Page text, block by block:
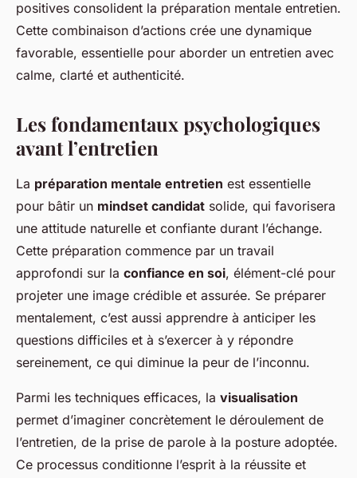
positives consolident la préparation mentale entretien.
Cette combinaison d’actions crée une dynamique
favorable, essentielle pour aborder un entretien avec
calme, clarté et authenticité.
Les fondamentaux psychologiques
avant l’entretien
La préparation mentale entretien est essentielle
pour bâtir un mindset candidat solide, qui favorisera
une attitude naturelle et confiante durant l’échange.
Cette préparation commence par un travail
approfondi sur la confiance en soi, élément-clé pour
projeter une image crédible et assurée. Se préparer
mentalement, c’est aussi apprendre à anticiper les
questions difficiles et à s’exercer à y répondre
sereinement, ce qui diminue la peur de l’inconnu.
Parmi les techniques efficaces, la visualisation
permet d’imaginer concrètement le déroulement de
l’entretien, de la prise de parole à la posture adoptée.
Ce processus conditionne l’esprit à la réussite et